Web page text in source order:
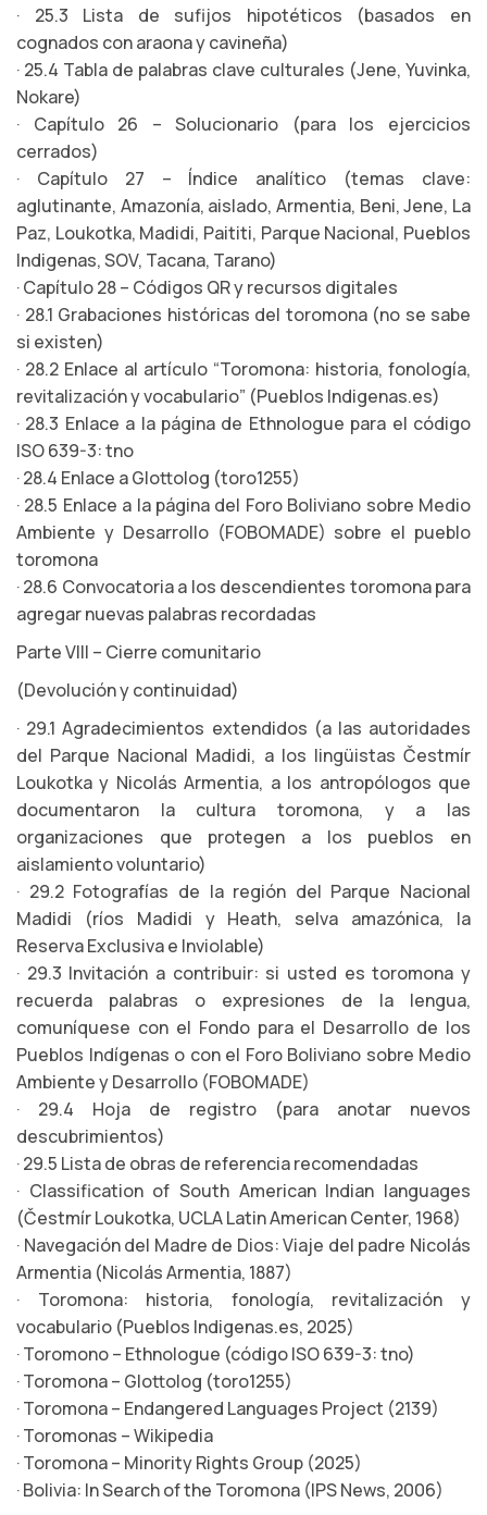
· 25.3 Lista de sufijos hipotéticos (basados en
cognados con araona y cavineña)
· 25.4 Tabla de palabras clave culturales (Jene, Yuvinka,
Nokare)
· Capítulo 26 – Solucionario (para los ejercicios
cerrados)
· Capítulo 27 – Índice analítico (temas clave:
aglutinante, Amazonía, aislado, Armentia, Beni, Jene, La
Paz, Loukotka, Madidi, Paititi, Parque Nacional, Pueblos
Indigenas, SOV, Tacana, Tarano)
· Capítulo 28 – Códigos QR y recursos digitales
· 28.1 Grabaciones históricas del toromona (no se sabe
si existen)
· 28.2 Enlace al artículo “Toromona: historia, fonología,
revitalización y vocabulario” (Pueblos Indigenas.es)
· 28.3 Enlace a la página de Ethnologue para el código
ISO 639-3: tno
· 28.4 Enlace a Glottolog (toro1255)
· 28.5 Enlace a la página del Foro Boliviano sobre Medio
Ambiente y Desarrollo (FOBOMADE) sobre el pueblo
toromona
· 28.6 Convocatoria a los descendientes toromona para
agregar nuevas palabras recordadas
Parte VIII – Cierre comunitario
(Devolución y continuidad)
· 29.1 Agradecimientos extendidos (a las autoridades
del Parque Nacional Madidi, a los lingüistas Čestmír
Loukotka y Nicolás Armentia, a los antropólogos que
documentaron la cultura toromona, y a las
organizaciones que protegen a los pueblos en
aislamiento voluntario)
· 29.2 Fotografías de la región del Parque Nacional
Madidi (ríos Madidi y Heath, selva amazónica, la
Reserva Exclusiva e Inviolable)
· 29.3 Invitación a contribuir: si usted es toromona y
recuerda palabras o expresiones de la lengua,
comuníquese con el Fondo para el Desarrollo de los
Pueblos Indígenas o con el Foro Boliviano sobre Medio
Ambiente y Desarrollo (FOBOMADE)
· 29.4 Hoja de registro (para anotar nuevos
descubrimientos)
· 29.5 Lista de obras de referencia recomendadas
· Classification of South American Indian languages
(Čestmír Loukotka, UCLA Latin American Center, 1968)
· Navegación del Madre de Dios: Viaje del padre Nicolás
Armentia (Nicolás Armentia, 1887)
· Toromona: historia, fonología, revitalización y
vocabulario (Pueblos Indigenas.es, 2025)
· Toromono – Ethnologue (código ISO 639-3: tno)
· Toromona – Glottolog (toro1255)
· Toromona – Endangered Languages Project (2139)
· Toromonas – Wikipedia
· Toromona – Minority Rights Group (2025)
· Bolivia: In Search of the Toromona (IPS News, 2006)